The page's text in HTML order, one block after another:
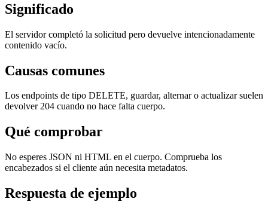
Significado
El servidor completó la solicitud pero devuelve intencionadamente
contenido vacío.
Causas comunes
Los endpoints de tipo DELETE, guardar, alternar o actualizar suelen
devolver 204 cuando no hace falta cuerpo.
Qué comprobar
No esperes JSON ni HTML en el cuerpo. Comprueba los
encabezados si el cliente aún necesita metadatos.
Respuesta de ejemplo